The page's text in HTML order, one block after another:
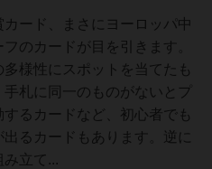
ード、まさにヨーロッパ中
のカードが目を引きます。
様性にスポットを当てたも
札に同一のものがないとプ
するカードなど、初心者でも
るカードもあります。逆に
立て...